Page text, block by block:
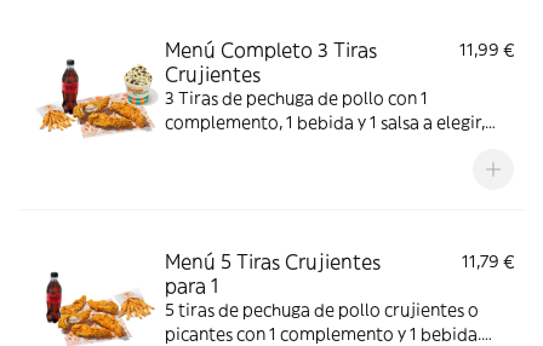
Menú Completo 3 Tiras
Crujientes
11,99 €
3 Tiras de pechuga de pollo con 1
complemento, 1 bebida y 1 salsa a elegir,
Menú 5 Tiras Crujientes
para 1
11,79 €
5 tiras de pechuga de pollo crujientes o
picantes con 1 complemento y 1 bebida.